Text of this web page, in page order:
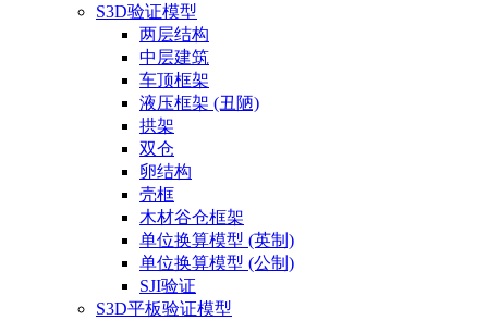
S3D验证模型
两层结构
中层建筑
车顶框架
液压框架 (丑陋)
拱架
双仓
卵结构
壳框
木材谷仓框架
单位换算模型 (英制)
单位换算模型 (公制)
SJI验证
S3D平板验证模型